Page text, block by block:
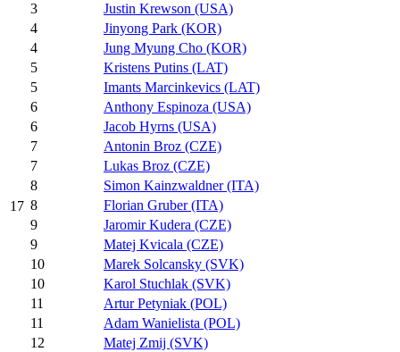
17
3
Justin Krewson (USA)
4
Jinyong Park (KOR)
4
Jung Myung Cho (KOR)
5
Kristens Putins (LAT)
5
Imants Marcinkevics (LAT)
6
Anthony Espinoza (USA)
6
Jacob Hyrns (USA)
7
Antonin Broz (CZE)
7
Lukas Broz (CZE)
8
Simon Kainzwaldner (ITA)
8
Florian Gruber (ITA)
9
Jaromir Kudera (CZE)
9
Matej Kvicala (CZE)
10
Marek Solcansky (SVK)
10
Karol Stuchlak (SVK)
11
Artur Petyniak (POL)
11
Adam Wanielista (POL)
12
Matej Zmij (SVK)